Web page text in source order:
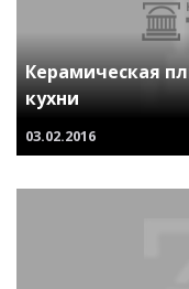
Керамическая
кухни
03.02.2016